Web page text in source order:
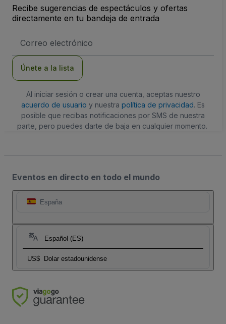
Recibe sugerencias de espectáculos y ofertas
directamente en tu bandeja de entrada
de
Únete a la lista
Al iniciar sesión o crear una cuenta, aceptas nuestro
acuerdo de usuario y nuestra política de privacidad. Es
posible que recibas notificaciones por SMS de nuestra
parte, pero puedes darte de baja en cualquier momento.
Eventos en directo en todo el mundo
España
Español (ES)
US$ Dolar estadounidense